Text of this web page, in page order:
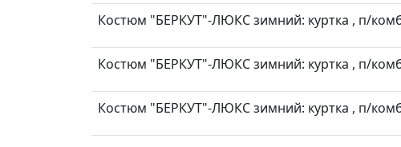
Костюм "БЕРКУТ"-ЛЮКС зимний: куртка , п/
Костюм "БЕРКУТ"-ЛЮКС зимний: куртка , п/
Костюм "БЕРКУТ"-ЛЮКС зимний: куртка , п/